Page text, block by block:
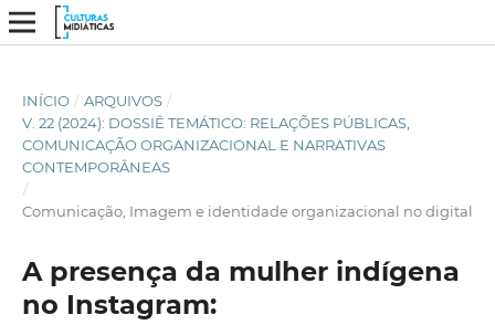
INÍCIO / ARQUIVOS /
V. 22 (2024): DOSSIÊ TEMÁTICO: RELAÇÕES PÚBLICAS,
COMUNICAÇÃO ORGANIZACIONAL E NARRATIVAS
CONTEMPORÂNEAS
/
Comunicação, Imagem e identidade organizacional no digital
A presença da mulher indígena
no Instagram: